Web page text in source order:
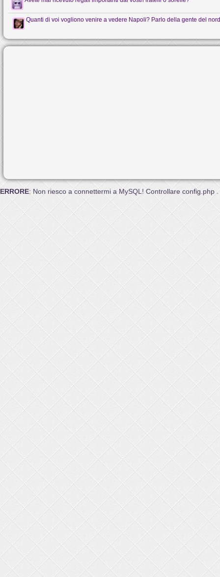
Quanti di voi vogliono venire a vedere Napoli? Parlo della gente del
ERRORE: Non riesco a connettermi a MySQL! Controllare config.php .